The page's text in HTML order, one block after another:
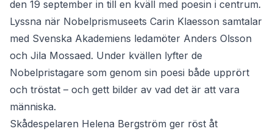
den 19 september in till en kväll med poesin i centrum.
Lyssna när Nobelprismuseets Carin Klaesson samtalar
med Svenska Akademiens ledamöter Anders Olsson
och Jila Mossaed. Under kvällen lyfter de
Nobelpristagare som genom sin poesi både upprört
och tröstat – och gett bilder av vad det är att vara
människa.
Skådespelaren Helena Bergström ger röst åt